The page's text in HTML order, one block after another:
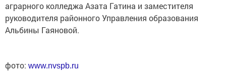
аграрного колледжа Азата Гатина и заместителя
руководителя районного Управления образования
Альбины Гаяновой.
фото: www.nvspb.ru